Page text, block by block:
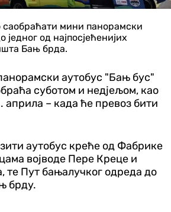
саобраћати мини панорамски
једног од најпосјећенијих
Бањ брда.
аутобус "Бањ бус"
суботом и недјељом, као
априла – када ће превоз бити
аутобус креће од Фабрике
војводе Пере Креце и
те Пут бањалучког одреда до
брду.